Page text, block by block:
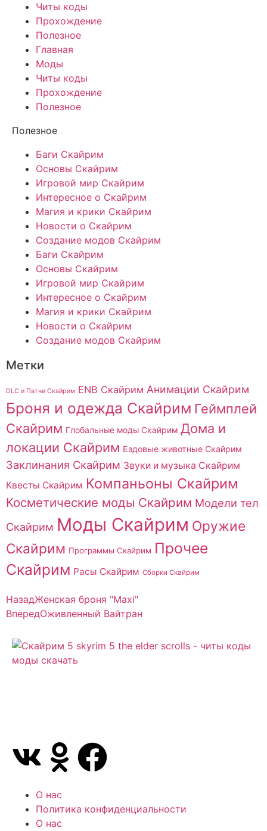
Читы коды
Прохождение
Полезное
Главная
Моды
Читы коды
Прохождение
Полезное
Полезное
Баги Скайрим
Основы Скайрим
Игровой мир Скайрим
Интересное о Скайрим
Магия и крики Скайрим
Новости о Скайрим
Создание модов Скайрим
Баги Скайрим
Основы Скайрим
Игровой мир Скайрим
Интересное о Скайрим
Магия и крики Скайрим
Новости о Скайрим
Создание модов Скайрим
Метки
DLC и Патчи Скайрим ENB Скайрим Анимации Скайрим
Броня и одежда Скайрим Геймплей
Скайрим Глобальные моды Скайрим Дома и
локации Скайрим Ездовые животные Скайрим
Заклинания Скайрим Звуки и музыка Скайрим
Квесты Скайрим Компаньоны Скайрим
Косметические моды Скайрим Модели тел
Скайрим Моды Скайрим Оружие
Скайрим Программы Скайрим Прочее
Скайрим Расы Скайрим Сборки Скайрим
НазадЖенская броня "Maxi"
ВпередОживленный Вайтран
О нас
Политика конфиденциальности
О нас